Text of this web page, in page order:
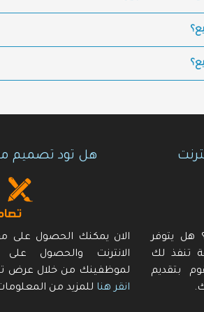
هل يتوفر
تنفذ لك
بتقديم
هل تود تصميم
الان يمكنك الحصول
الانترنت والحصول على
لموظفينك من خلال عرض
انقر هنا للمزيد من